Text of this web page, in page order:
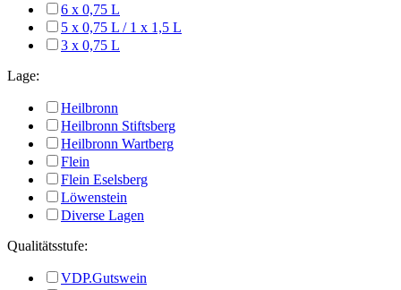
6 x 0,75 L
5 x 0,75 L / 1 x 1,5 L
3 x 0,75 L
Lage:
Heilbronn
Heilbronn Stiftsberg
Heilbronn Wartberg
Flein
Flein Eselsberg
Löwenstein
Diverse Lagen
Qualitätsstufe:
VDP.Gutswein